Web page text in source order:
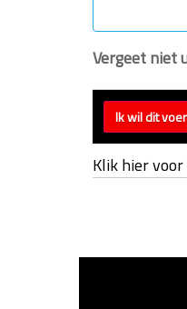
Vergeet niet
Klik hier